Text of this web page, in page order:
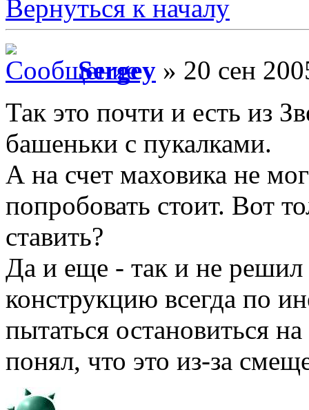
Вернуться к началу
Sergey » 20 сен
Так это почти и есть из
башеньки с пукалками.
А на счет маховика не
попробовать стоит. Вот
ставить?
Да и еще - так и не
конструкцию всегда по
пытаться остановиться
понял, что это из-за